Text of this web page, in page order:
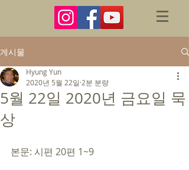
게시물
5월 22일 2020년 금요일 묵
상
Hyung Yun
2020년 5월 22일 2분 분량
본문: 시편 20편 1~9